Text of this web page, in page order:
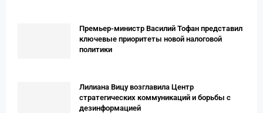
Премьер-министр Василий Тофан представил
ключевые приоритеты новой налоговой
политики
Лилиана Вицу возглавила Центр
стратегических коммуникаций и борьбы с
дезинформацией